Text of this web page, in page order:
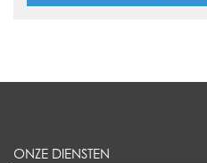
ONZE DIENSTEN